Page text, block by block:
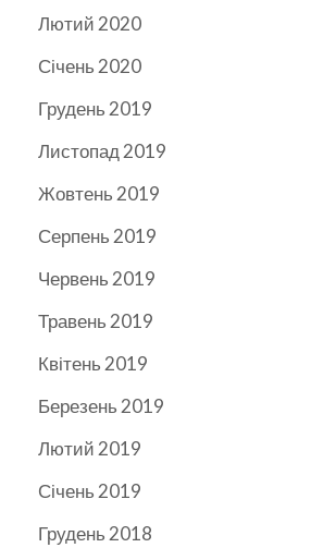
Лютий 2020
Січень 2020
Грудень 2019
Листопад 2019
Жовтень 2019
Серпень 2019
Червень 2019
Травень 2019
Квітень 2019
Березень 2019
Лютий 2019
Січень 2019
Грудень 2018